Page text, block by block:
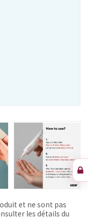
et ne sont pas
les détails du